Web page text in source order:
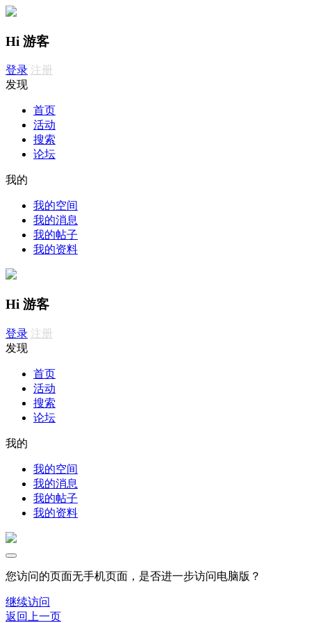
Hi 游客
登录 注册
发现
首页
活动
搜索
论坛
我的
我的空间
我的消息
我的帖子
我的资料
Hi 游客
登录 注册
发现
首页
活动
搜索
论坛
我的
我的空间
我的消息
我的帖子
我的资料
您访问的页面无手机页面，是否进一步访问电脑版？
继续访问
返回上一页